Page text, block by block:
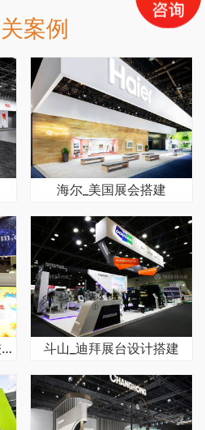
案例
海尔_美国展会搭建
德国会展搭建哪家公司较好 斗山_迪拜展台设计搭建